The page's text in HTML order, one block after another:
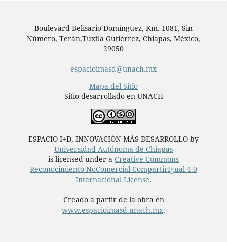
Boulevard Belisario Domínguez, Km. 1081, Sin
Número, Terán,Tuxtla Gutiérrez, Chiapas, México,
29050
espacioimasd@unach.mx
Mapa del Sitio
Sitio desarrollado en UNACH
ESPACIO I+D, INNOVACIÓN MÁS DESARROLLO by
Universidad Autónoma de Chiapas
is licensed under a Creative Commons
Reconocimiento-NoComercial-CompartirIgual 4.0
Internacional License.
Creado a partir de la obra en
www.espacioimasd.unach.mx.